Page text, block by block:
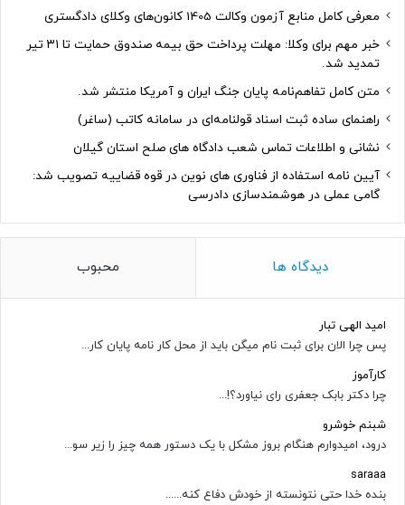
معرفی کامل منابع آزمون وکالت 1405 کانون‌های وکلای دادگستری
خبر مهم برای وکلا: مهلت پرداخت حق بیمه صندوق حمایت تا ۳۱ تیر
تمدید شد.
متن کامل تفاهم‌نامه پایان جنگ ایران و آمریکا منتشر شد.
راهنمای ساده ثبت اسناد قولنامه‌ای در سامانه کاتب (ساغر)
نشانی و اطلاعات تماس شعب دادگاه های صلح استان گیلان
آیین نامه استفاده از فناوری های نوین در قوه قضاییه تصویب شد:
گامی عملی در هوشمندسازی دادرسی
دیدگاه ها محبوب
امید الهی تبار
پس چرا الان برای ثبت نام میگن باید از محل کار نامه پایان کار...
کارآموز
چرا دکتر بابک جعفری رای نیاورد؟!...
شبنم خوشرو
درود، امیدوارم هنگام بروز مشکل با یک دستور همه چیز را زیر سو...
saraaa
بنده خدا حتی نتونسته از خودش دفاع کنه......